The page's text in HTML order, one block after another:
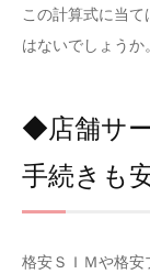
この計算式に当
はないでしょうか。
◆店舗サ
手続きも
格安ＳＩＭや格安